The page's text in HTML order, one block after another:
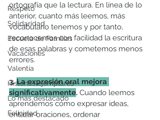
Respeto
Solidaridad
Escuela de Familias
Vacaciones
Valentía
Historias ejemplares
Lo más destacado
Felicidad
ortografía que la lectura. En línea de lo
anterior, cuanto más leemos, más
vocabulario tenemos y por tanto,
reconocemos con facilidad la escritura
de esas palabras y cometemos menos
errores.
3. La expresión oral mejora
significativamente. Cuando leemos
aprendemos cómo expresar ideas,
enlazar oraciones, ordenar